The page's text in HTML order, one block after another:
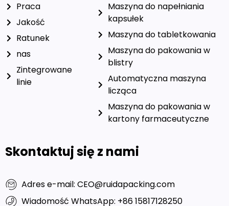
Jakość
Ratunek
nas
Zintegrowane
linie
kapsułek
Maszyna do tabletkowania
Maszyna do pakowania w
blistry
Automatyczna maszyna
licząca
Maszyna do pakowania w
kartony farmaceutyczne
Wiadomość WhatsApp: +86 15817128250